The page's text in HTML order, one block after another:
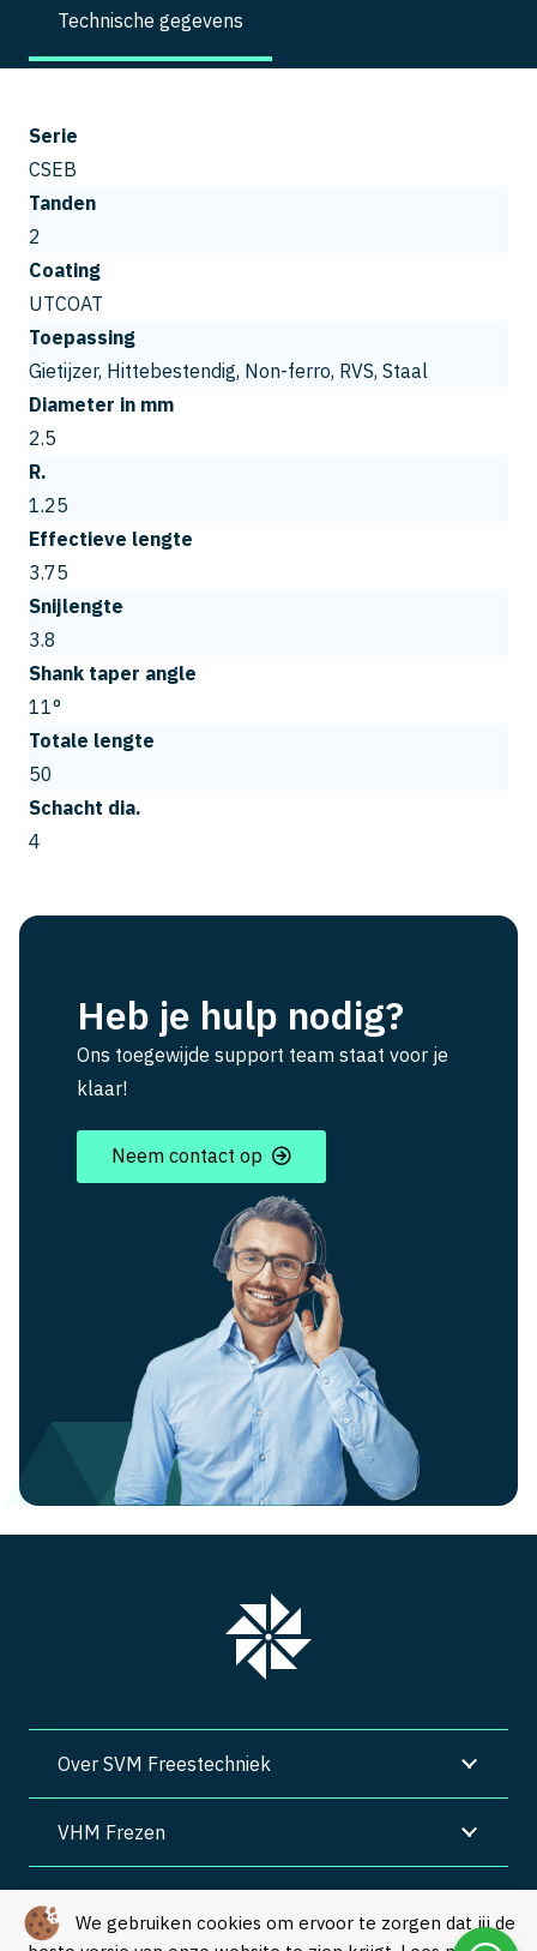
We gebruiken cookies om ervoor te zorgen dat jij de
Technische gegevens
Serie
CSEB
Tanden
2
Coating
UTCOAT
Toepassing
Gietijzer, Hittebestendig, Non-ferro, RVS, Staal
Diameter in mm
2.5
R.
1.25
Effectieve lengte
3.75
Snijlengte
3.8
Shank taper angle
11°
Totale lengte
50
Schacht dia.
4
Heb je hulp nodig?
Ons toegewijde support team staat voor je
klaar!
Neem contact op
Over SVM Freestechniek
VHM Frezen